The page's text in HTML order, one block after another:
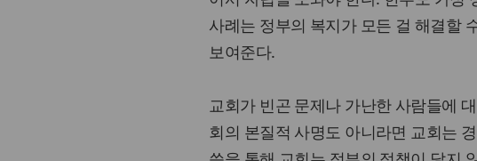
사례는 정부의 복지가 모든 걸 해결할
보여준다.
교회가 빈곤 문제나 가난한 사람들에
회의 본질적 사명도 아니라면 교회는